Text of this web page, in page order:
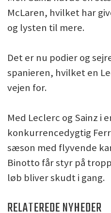
McLaren, hvilket har
og lysten til mere.
Det er nu podier og
spanieren, hvilket en
vejen for.
Med Leclerc og Sainz i
konkurrencedygtig
sæson med flyvende
Binotto får styr på
løb bliver skudt i gang.
RELATEREDE NYHEDER